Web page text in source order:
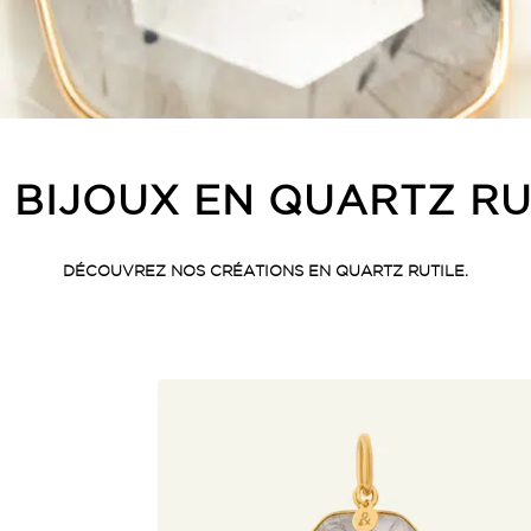
BIJOUX EN QUARTZ
DÉCOUVREZ NOS CRÉATIONS EN QUARTZ RUTILE.